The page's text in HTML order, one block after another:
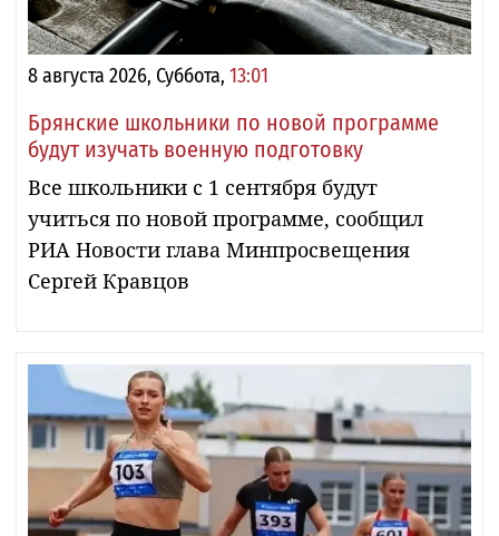
8 августа 2026, Суббота, 13:01
Брянские школьники по новой программе
будут изучать военную подготовку
Все школьники с 1 сентября будут
учиться по новой программе, сообщил
РИА Новости глава Минпросвещения
Сергей Кравцов